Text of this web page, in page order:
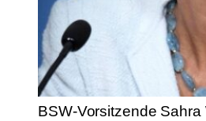
BSW-Vorsitzende